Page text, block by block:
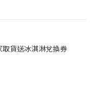
貨送冰淇淋兌換券